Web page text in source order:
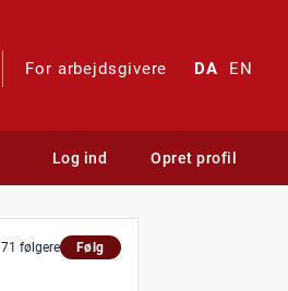
For arbejdsgivere DA EN
Log ind Opret profil
71 følgere Følg